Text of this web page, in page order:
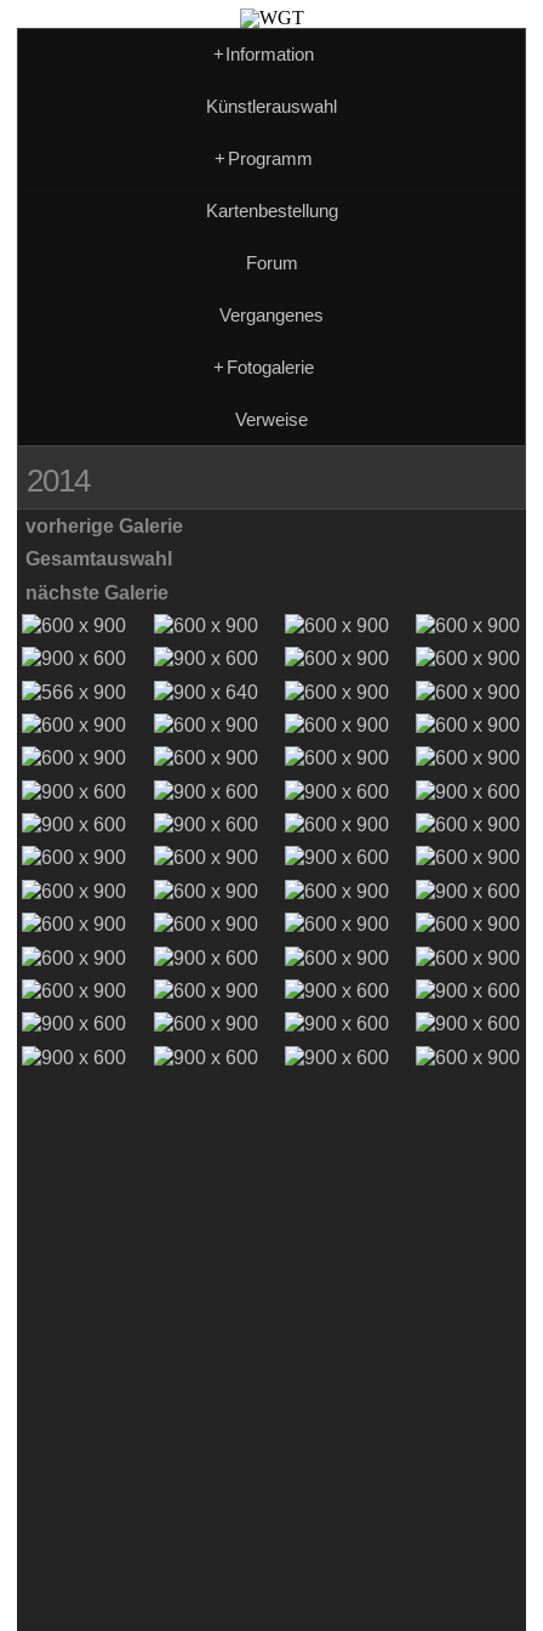
+Information
Künstlerauswahl
+ Programm
Kartenbestellung
Forum
Vergangenes
+ Fotogalerie
Verweise
2014
vorherige Galerie
Gesamtauswahl
nächste Galerie